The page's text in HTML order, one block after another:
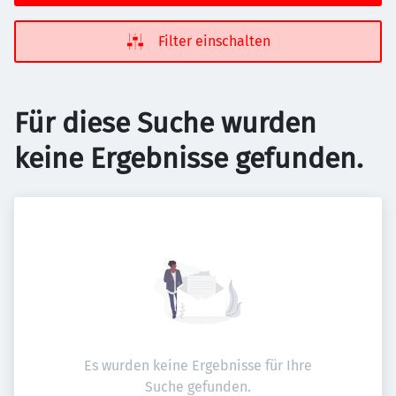
Filter einschalten
Für diese Suche wurden
keine Ergebnisse gefunden.
Es wurden keine Ergebnisse für Ihre
Suche gefunden.